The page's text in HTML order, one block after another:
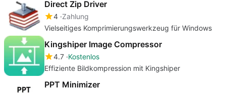
Direct Zip Driver
4 Zahlung
Vielseitiges Komprimierungswerkzeug für Windows
Kingshiper Image Compressor
4.7 Kostenlos
Effiziente Bildkompression mit Kingshiper
PPT Minimizer